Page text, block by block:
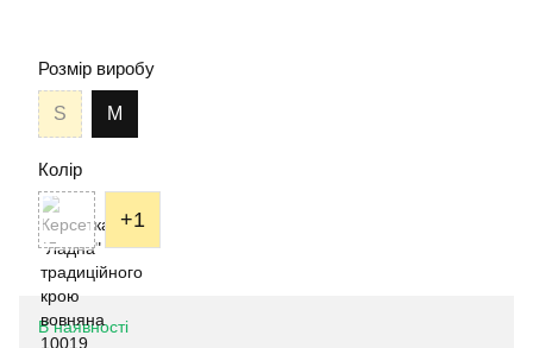
Розмір виробу
S М
Колір
+1
В наявності